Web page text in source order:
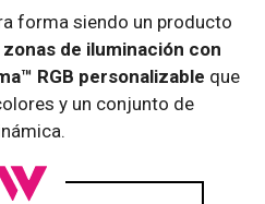
forma siendo un producto
zonas de iluminación con
RGB personalizable que
y un conjunto de